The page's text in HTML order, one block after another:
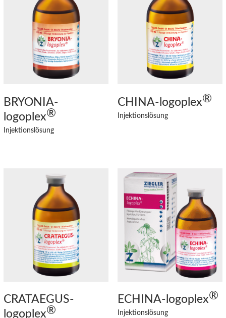
BRYONIA-
logoplex®
Injektionslösung
CHINA-logoplex®
Injektionslösung
CRATAEGUS-
logoplex®
ECHINA-logoplex®
Injektionslösung